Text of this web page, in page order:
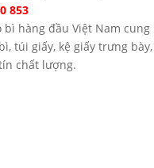
853
bì hàng đầu Việt Nam cung
túi giấy, kệ giấy trưng bày,
chất lượng.